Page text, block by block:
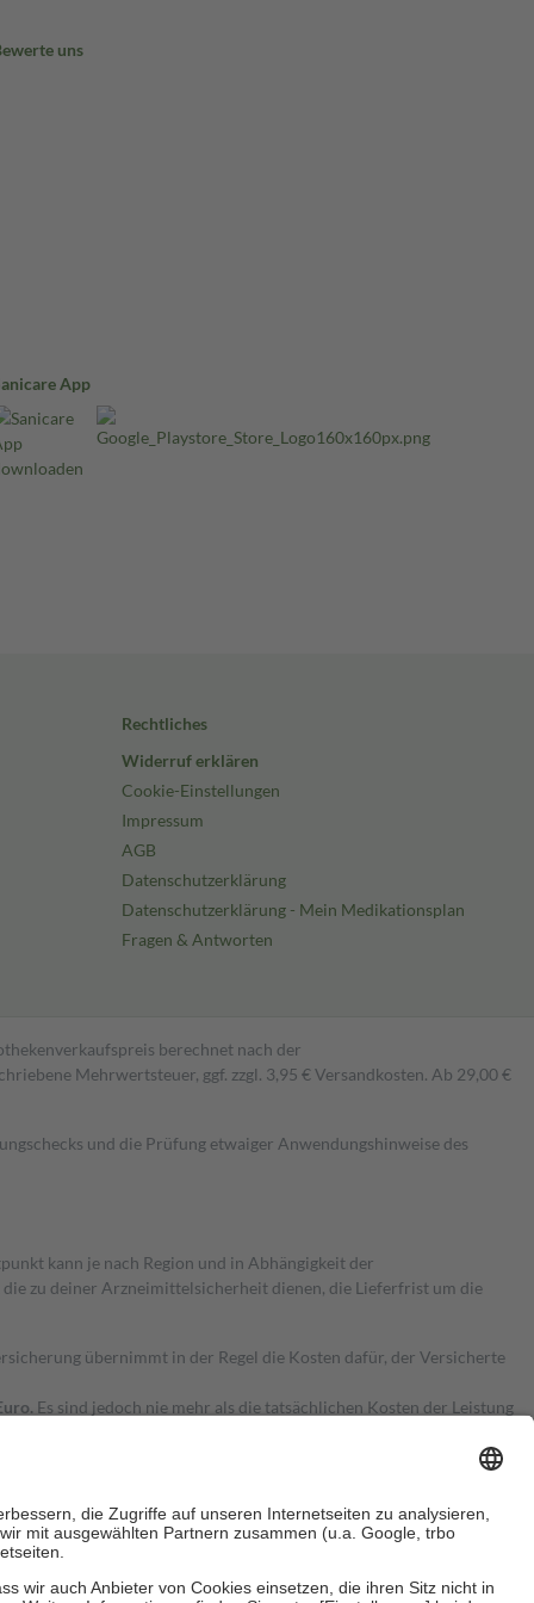
uns
App
Rechtliches
Widerruf erklären
Cookie-Einstellungen
Impressum
AGB
Datenschutzerklärung
Datenschutzerklärung - Mein Medikationsplan
Fragen & Antworten
berechnet nach der
Mehrwertsteuer, ggf. zzgl. 3,95 € Versandkosten. Ab 29,00 €
und die Prüfung etwaiger Anwendungshinweise des
kann je nach Region und in Abhängigkeit der
zu deiner Arzneimittelsicherheit dienen, die Lieferfrist um die
übernimmt in der Regel die Kosten dafür, der Versicherte
Es sind jedoch nie mehr als die tatsächlichen Kosten der Leistung
Zuzahlungen an bei: